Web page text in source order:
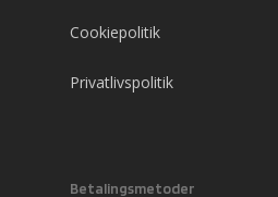
Cookiepolitik
Privatlivspolitik
Betalingsmetoder